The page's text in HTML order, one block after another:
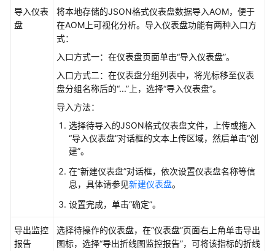
查
AOM
2.0
导入仪表
盘
将本地存储的JSON格式仪表盘数据导入AOM，便于
在AOM上可视化分析。导入仪表盘功能有两种入口方
式：
入口方式一：在仪表盘页面单击“导入仪表盘”。
入口方式二：在仪表盘分组列表中，将光标移至仪表
盘分组名称后的“...” 上，选择“导入仪表盘”。
导入方法：
选择待导入的JSON格式仪表盘文件，上传或拖入
“导入仪表盘”对话框的文本上传区域，然后单击“创
建”。
在“新建仪表盘”对话框，依次设置仪表盘名称等信
息，具体请参见新建仪表盘。
设置完成，单击“确定”。
导出监控
报告
选择待操作的仪表盘，在“仪表盘”页面右上角单击导出
图标，选择“导出折线图监控报告”，可将该指标的折线